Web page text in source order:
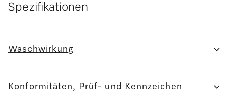
Spezifikationen
Waschwirkung
Konformitäten, Prüf- und Kennzeichen